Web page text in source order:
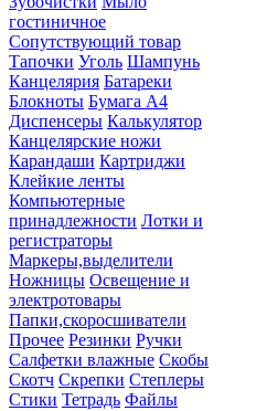
гостиничное
Сопутствующий товар
Тапочки Уголь Шампунь
Канцелярия Батареки
Блокноты Бумага А4
Диспенсеры Калькулятор
Канцелярские ножи
Карандаши Картриджи
Клейкие ленты
Компьютерные
принадлежности Лотки и
регистраторы
Маркеры,выделители
Ножницы Освещение и
электротовары
Папки,скоросшиватели
Прочее Резинки Ручки
Салфетки влажные Скобы
Скотч Скрепки Степлеры
Стики Тетрадь Файлы